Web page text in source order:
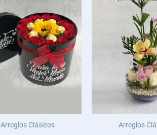
Arreglos Clásicos Arreglos